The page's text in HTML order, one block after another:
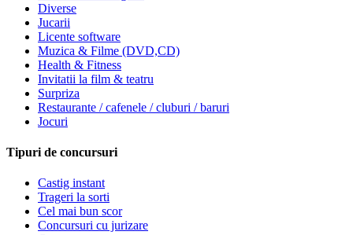
Diverse
Jucarii
Licente software
Muzica & Filme (DVD,CD)
Health & Fitness
Invitatii la film & teatru
Surpriza
Restaurante / cafenele / cluburi / baruri
Jocuri
Tipuri de concursuri
Castig instant
Trageri la sorti
Cel mai bun scor
Concursuri cu jurizare